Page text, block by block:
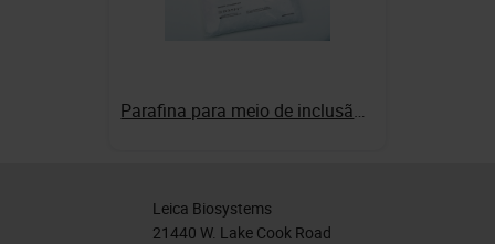
Parafina para meio de inclusão EM-400
Leica Biosystems
21440 W. Lake Cook Road